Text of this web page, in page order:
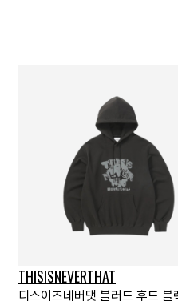
THISISNEVERTHAT
디스이즈네버댓 블러드 후드 블